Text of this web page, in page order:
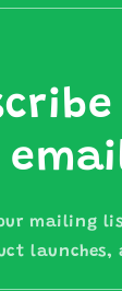
mailing
launches,